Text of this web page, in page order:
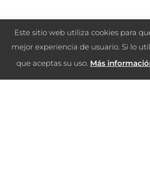
Este sitio web utiliza cookies para
mejor experiencia de usuario. Si lo
que aceptas su uso. Más